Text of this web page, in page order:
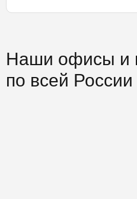
Наши офисы и
по всей России